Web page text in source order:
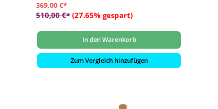
369,00 €*
510,00 €* (27.65% gespart)
In den Warenkorb
Zum Vergleich hinzufügen